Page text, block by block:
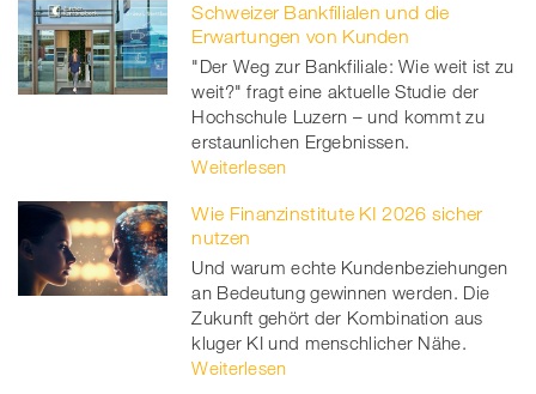
Schweizer Bankfilialen und die
Erwartungen von Kunden
"Der Weg zur Bankfiliale: Wie weit ist zu
weit?" fragt eine aktuelle Studie der
Hochschule Luzern – und kommt zu
erstaunlichen Ergebnissen.
Weiterlesen
Wie Finanzinstitute KI 2026 sicher
nutzen
Und warum echte Kundenbeziehungen
an Bedeutung gewinnen werden. Die
Zukunft gehört der Kombination aus
kluger KI und menschlicher Nähe.
Weiterlesen